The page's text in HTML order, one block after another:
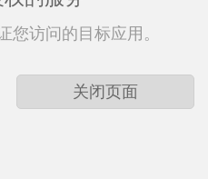
您访问的目标应用。